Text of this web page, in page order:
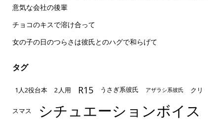
意気な会社の後輩
チョコのキスで溶け合って
女の子の日のつらさは彼氏とのハグで和らげて
タグ
1人2役台本 2人用 R15 うさぎ系彼氏 アザラシ系彼氏 クリ
スマス シチュエーションボイス